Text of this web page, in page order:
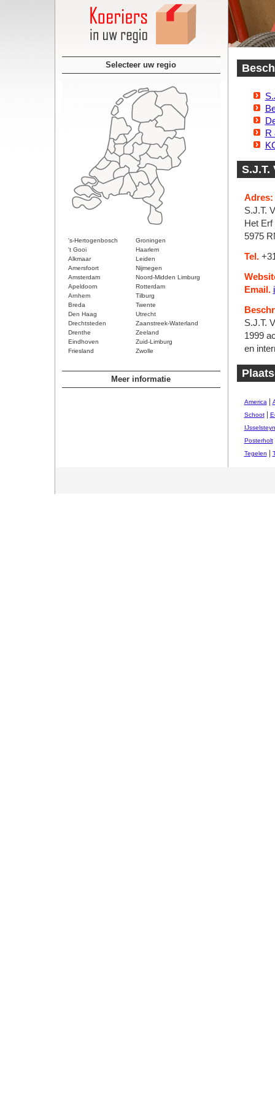
Selecteer uw regio
's-Hertogenbosch
Groningen
't Gooi
Haarlem
Alkmaar
Leiden
Amersfoort
Nijmegen
Amsterdam
Noord-Midden Limburg
Apeldoorn
Rotterdam
Arnhem
Tilburg
Breda
Twente
Den Haag
Utrecht
Drechtsteden
Zaanstreek-Waterland
Drenthe
Zeeland
Eindhoven
Zuid-Limburg
Friesland
Zwolle
Meer informatie
R
S.J.T.
Adres:
S.J.T.
Het Erf
5975
Tel.
Email.
S.J.T.
1999
en
America|
Schoot|
Posterholt
Tegelen